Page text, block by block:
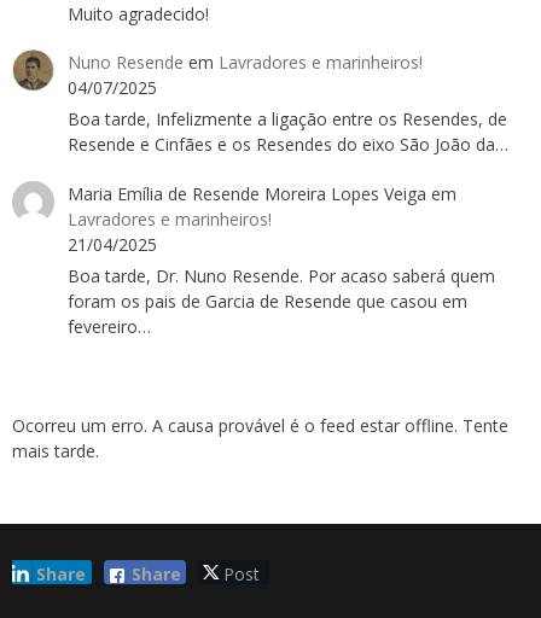
Muito agradecido!
Nuno Resende em Lavradores e marinheiros!
04/07/2025
Boa tarde, Infelizmente a ligação entre os Resendes, de
Resende e Cinfães e os Resendes do eixo São João da…
Maria Emília de Resende Moreira Lopes Veiga em
Lavradores e marinheiros!
21/04/2025
Boa tarde, Dr. Nuno Resende. Por acaso saberá quem
foram os pais de Garcia de Resende que casou em
fevereiro…
Ocorreu um erro. A causa provável é o feed estar offline. Tente
mais tarde.
Share Post
Share